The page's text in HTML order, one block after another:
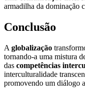
armadilha da dominação
Conclusão
A globalização
tornando-a uma mistura
das competências
interculturalidade
promovendo um diálogo